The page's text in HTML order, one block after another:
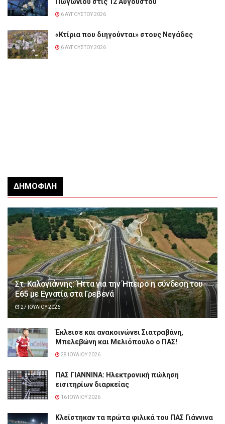
6 ΑΥΓΟΎΣΤΟΥ 2026
«Κτίρια που διηγούνται» στους Νεγάδες
6 ΑΥΓΟΎΣΤΟΥ 2026
ΔΗΜΟΦΙΛΉ
Στ. Καλογιάννης: Ήττα για την Ήπειρο η σύνδεση του
Ε65 με Εγνατία στα Γρεβενά
27 ΙΟΥΛΊΟΥ 2026
Έκλεισε και ανακοινώνει Σιατραβάνη,
Μπελεβώνη και Μελιόπουλο ο ΠΑΣ!
28 ΙΟΥΛΊΟΥ 2026
ΠΑΣ ΓΙΑΝΝΙΝΑ: Hλεκτρονική πώληση
εισιτηρίων διαρκείας
16 ΙΟΥΛΊΟΥ 2026
Κλείστηκαν τα πρώτα φιλικά του ΠΑΣ Γιάννινα